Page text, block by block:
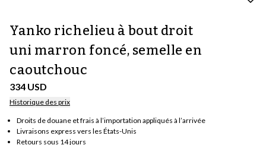
Yanko richelieu à bout droit
uni marron foncé, semelle en
caoutchouc
334 USD
Historique des prix
Droits de douane et frais à l’importation appliqués à l’arrivée
Livraisons express vers les États-Unis
Retours sous 14 jours